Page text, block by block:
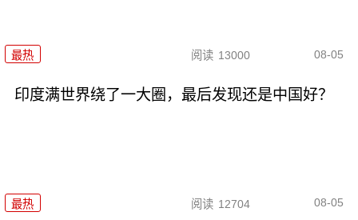
最热 阅读 13000 08-05
印度满世界绕了一大圈，最后发现还是中国好？
最热 阅读 12704 08-05